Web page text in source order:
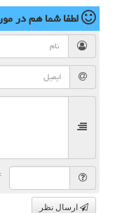
لطفا شما همدر
=
ارسال نظر